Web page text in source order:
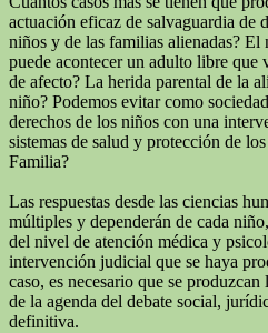
actuación eficaz de salvaguardia de
niños y de las familias alienadas? El
puede acontecer un adulto libre que
de afecto? La herida parental de la
niño? Podemos evitar como
derechos de los niños con una
sistemas de salud y protección de
Familia?
Las respuestas desde las ciencias
múltiples y dependerán de cada
del nivel de atención médica y
intervención judicial que se haya
caso, es necesario que se
de la agenda del debate social,
definitiva.